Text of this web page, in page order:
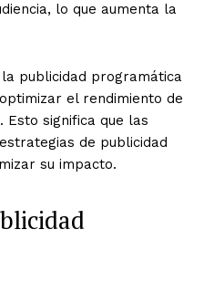
lo que aumenta la
publicidad programática
el rendimiento de
Esto significa que las
de publicidad
su impacto.